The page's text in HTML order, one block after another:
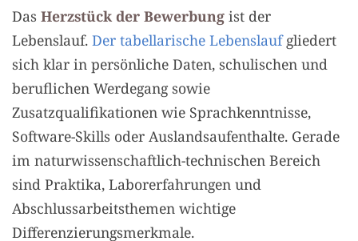
Das Herzstück der Bewerbung ist der
Lebenslauf. Der tabellarische Lebenslaufgliedert
sich klar in persönliche Daten, schulischen und
beruflichen Werdegang sowie
Zusatzqualifikationen wie Sprachkenntnisse,
Software-Skills oder Auslandsaufenthalte. Gerade
im naturwissenschaftlich-technischen Bereich
sind Praktika, Laborerfahrungen und
Abschlussarbeitsthemen wichtige
Differenzierungsmerkmale.